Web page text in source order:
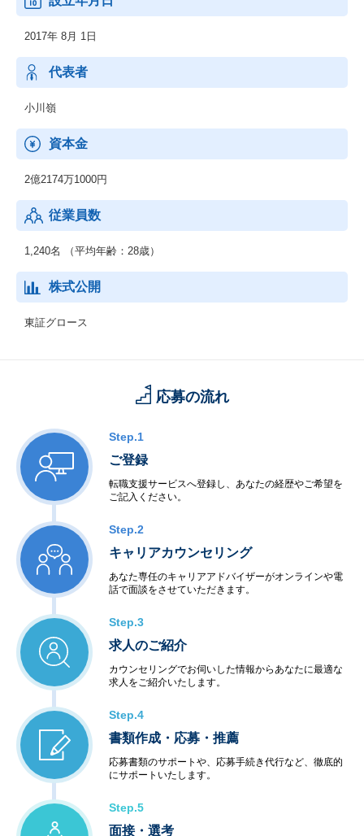
2017年 8月 1日
代表者
小川嶺
資本金
2億2174万1000円
従業員数
1,240名 （平均年齢：28歳）
株式公開
東証グロース
応募の流れ
Step.1
ご登録
転職支援サービスへ登録し、あなたの経歴やご希望を
ご記入ください。
Step.2
キャリアカウンセリング
あなた専任のキャリアアドバイザーがオンラインや電
話で面談をさせていただきます。
Step.3
求人のご紹介
カウンセリングでお伺いした情報からあなたに最適な
求人をご紹介いたします。
Step.4
書類作成・応募・推薦
応募書類のサポートや、応募手続き代行など、徹底的
にサポートいたします。
Step.5
面接・選考